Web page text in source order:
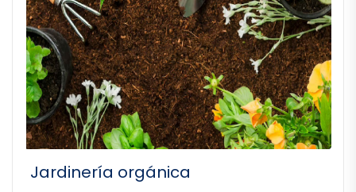
Jardinería orgánica